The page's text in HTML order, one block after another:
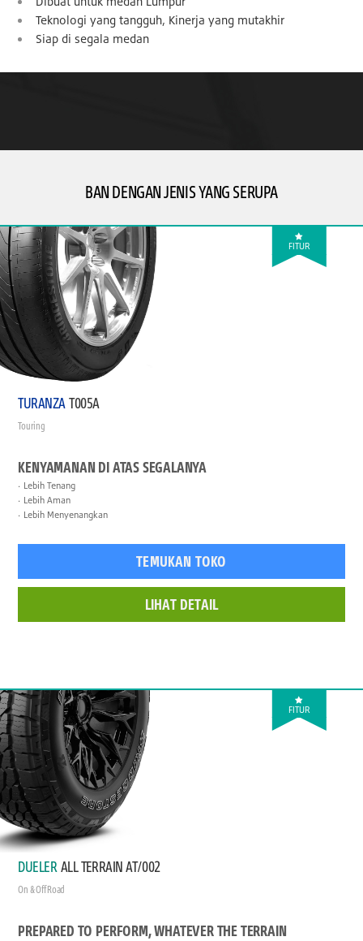
Teknologi yang tangguh, Kinerja yang mutakhir
Siap di segala medan
BAN DENGAN JENIS YANG SERUPA
FITUR
TURANZAT005A
Touring
KENYAMANAN DI ATAS SEGALANYA
Lebih Tenang
Lebih Aman
Lebih Menyenangkan
TEMUKAN TOKO
LIHAT DETAIL
FITUR
DUELER ALL TERRAIN AT/002
On & Off Road
PREPARED TO PERFORM, WHATEVER THE TERRAIN